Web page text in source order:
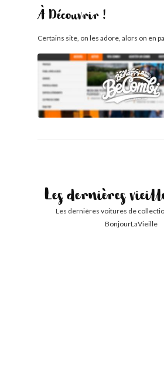
À Découvrir !
Certains site, on les adore, alors on en
Les dernières
Les dernières voitures de
BonjourLaVieille